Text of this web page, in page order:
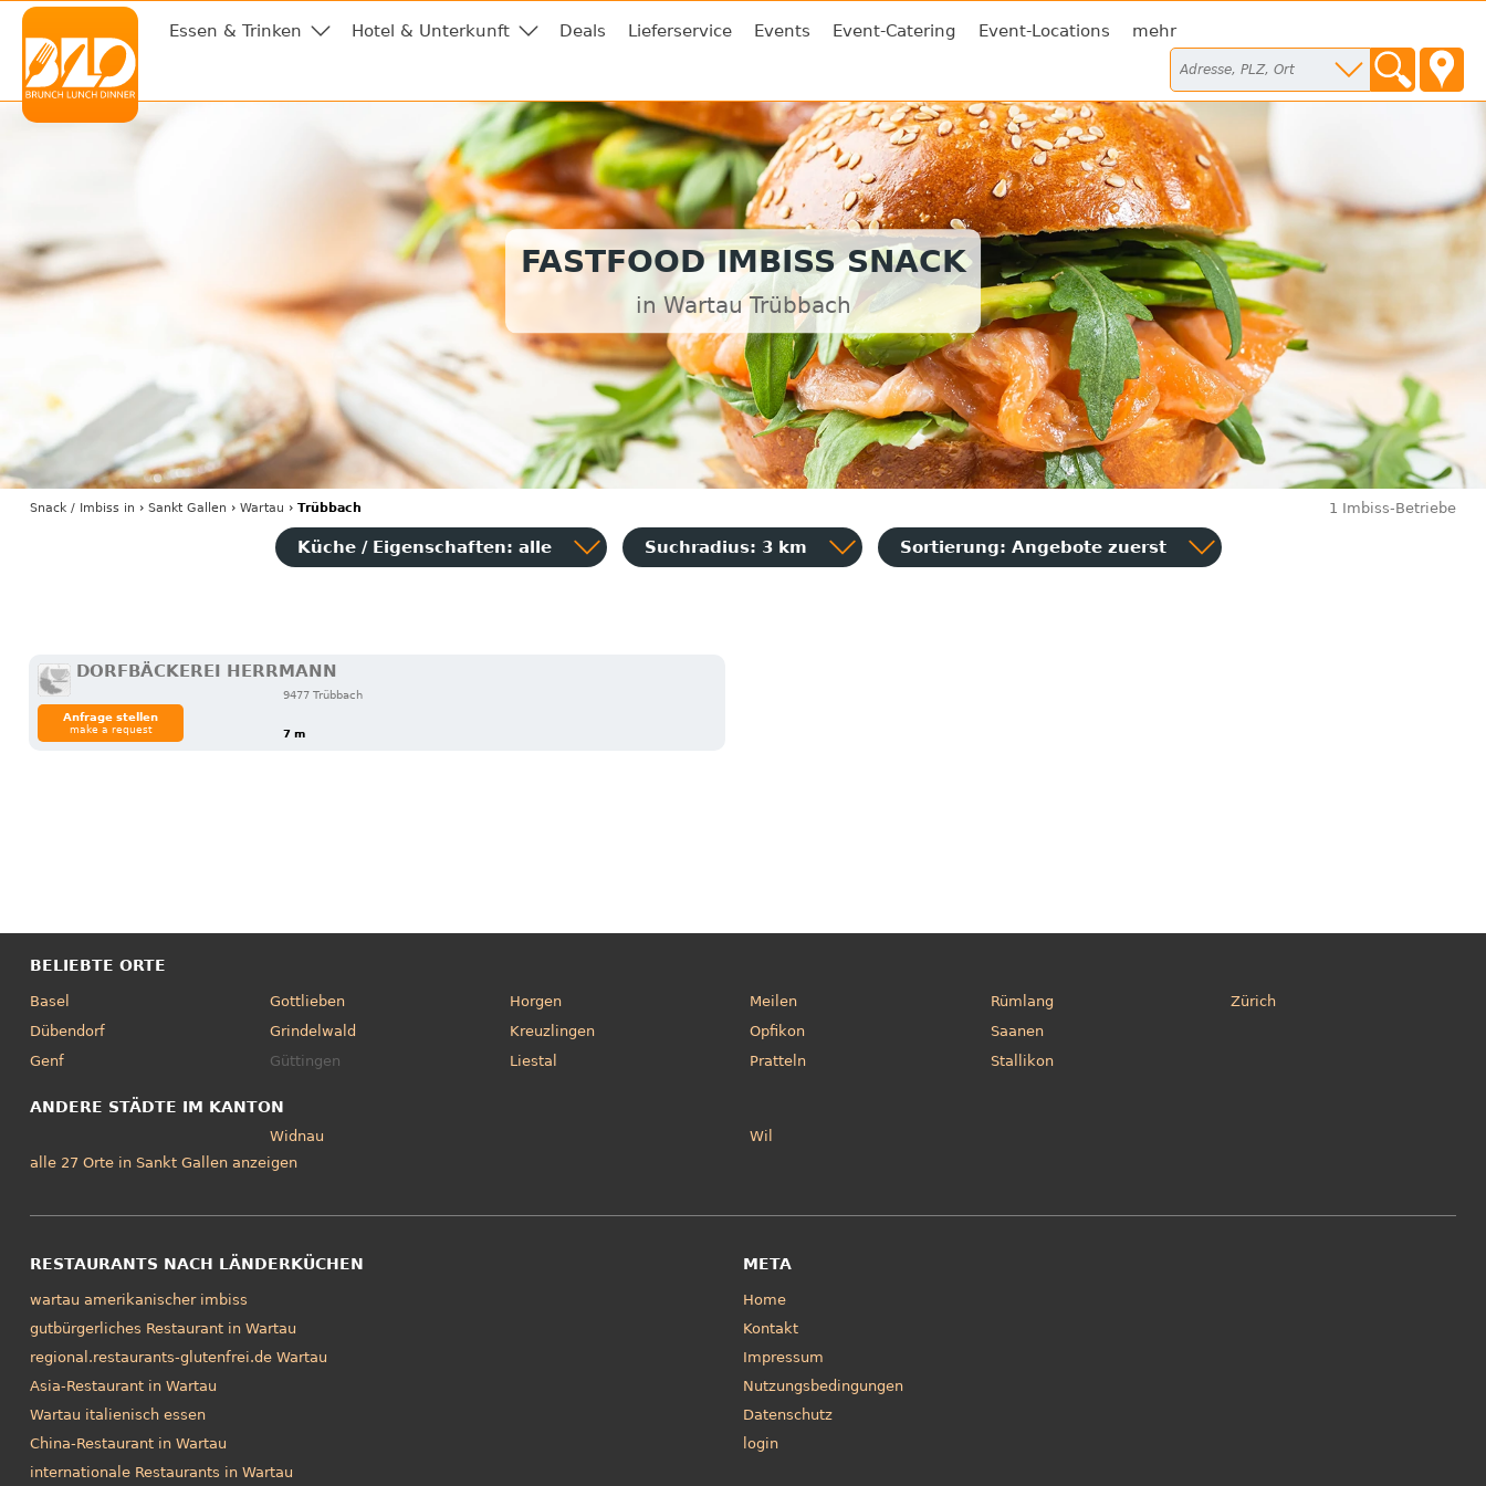
Essen & Trinken Hotel & Unterkunft Deals Lieferservice Events Event-Catering Event-Locations mehr
FASTFOOD IMBISS SNACK
in Wartau Trübbach
Snack / Imbiss in › Sankt Gallen › Wartau › Trübbach 1 Imbiss-Betriebe
Küche / Eigenschaften: alle Suchradius: 3 km Sortierung: Angebote zuerst
DORFBÄCKEREI HERRMANN
9477 Trübbach
7 m
Anfrage stellen
make a request
BELIEBTE ORTE
Basel
Dübendorf
Genf
Gottlieben
Grindelwald
Güttingen
Horgen
Kreuzlingen
Liestal
Meilen
Opfikon
Pratteln
Rümlang
Saanen
Stallikon
Zürich
ANDERE STÄDTE IM KANTON
Widnau
Wil
alle 27 Orte in Sankt Gallen anzeigen
RESTAURANTS NACH LÄNDERKÜCHEN
wartau amerikanischer imbiss
gutbürgerliches Restaurant in Wartau
regional.restaurants-glutenfrei.de Wartau
Asia-Restaurant in Wartau
Wartau italienisch essen
China-Restaurant in Wartau
internationale Restaurants in Wartau
META
Home
Kontakt
Impressum
Nutzungsbedingungen
Datenschutz
login